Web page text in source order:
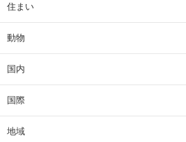
住まい
動物
国内
国際
地域